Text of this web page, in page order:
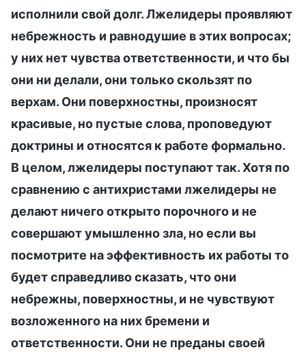
исполнили свой долг. Лжелидеры проявляют
небрежность и равнодушие в этих вопросах;
у них нет чувства ответственности, и что бы
они ни делали, они только скользят по
верхам. Они поверхностны, произносят
красивые, но пустые слова, проповедуют
доктрины и относятся к работе формально.
В целом, лжелидеры поступают так. Хотя по
сравнению с антихристами лжелидеры не
делают ничего открыто порочного и не
совершают умышленно зла, но если вы
посмотрите на эффективность их работы то
будет справедливо сказать, что они
небрежны, поверхностны, и не чувствуют
возложенного на них бремени и
ответственности. Они не преданы своей